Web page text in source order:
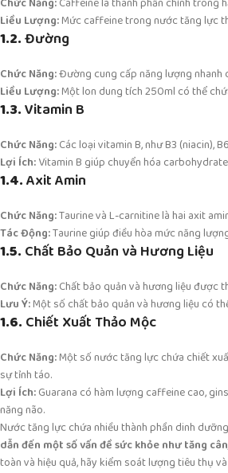
Liều Lượng:Mức caffeine trong nước tăng lực
1.2.Đường
Chức Năng:Đường cung cấp năng lượng nhanh
Liều Lượng:Một lon dung tích 250ml có thể
1.3.Vitamin B
Chức Năng:Các loại vitamin B, như B3 (niacin),
Lợi Ích:Vitamin B giúp chuyển hóa
1.4.Axit Amin
Chức Năng:Taurine và L-carnitine là hai axit
Tác Động:Taurine giúp điều hòa mức năng
1.5. Chất Bảo Quản và Hương Liệu
Chức Năng:Chất bảo quản và hương liệu được
Lưu Ý:Một số chất bảo quản và hương liệu có
1.6. Chiết Xuất Thảo Mộc
Chức Năng:Một số nước tăng lực chứa chiết
sự tỉnh táo.
Lợi Ích:Guarana có hàm lượng caffeine cao,
năng não.
Nước tăng lực chứa nhiều thành phần dinh
dẫn đến một số vấn đề sức khỏe như tăng
toàn và hiệu quả, hãy kiểm soát lượng tiêu thụ